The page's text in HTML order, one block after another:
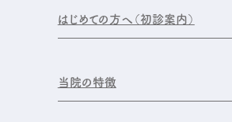
はじめての方へ（初診案内）
当院の特徴